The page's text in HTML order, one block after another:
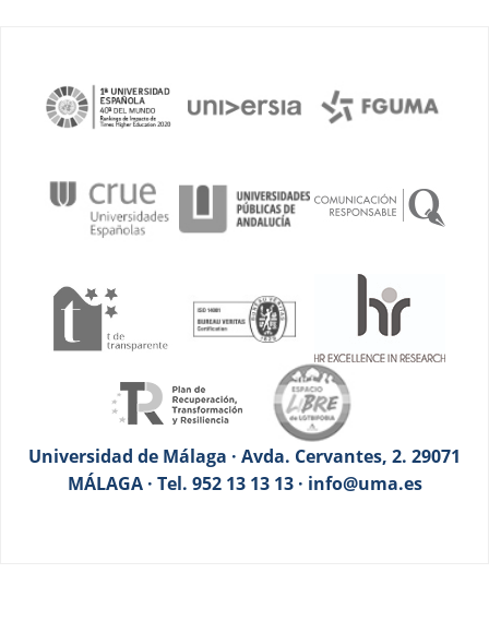
Universidad de Málaga · Avda. Cervantes, 2. 29071
MÁLAGA · Tel. 952 13 13 13 · info@uma.es